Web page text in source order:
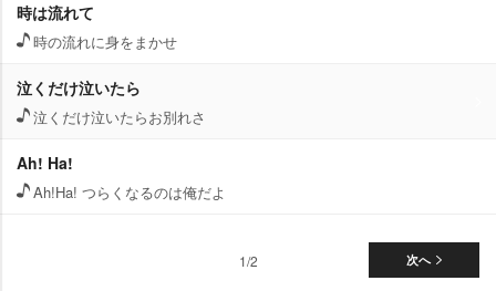
時は流れて
時の流れに身をまかせ
泣くだけ泣いたら
泣くだけ泣いたらお別れさ
Ah! Ha!
Ah!Ha! つらくなるのは俺だよ
次へ
1/2